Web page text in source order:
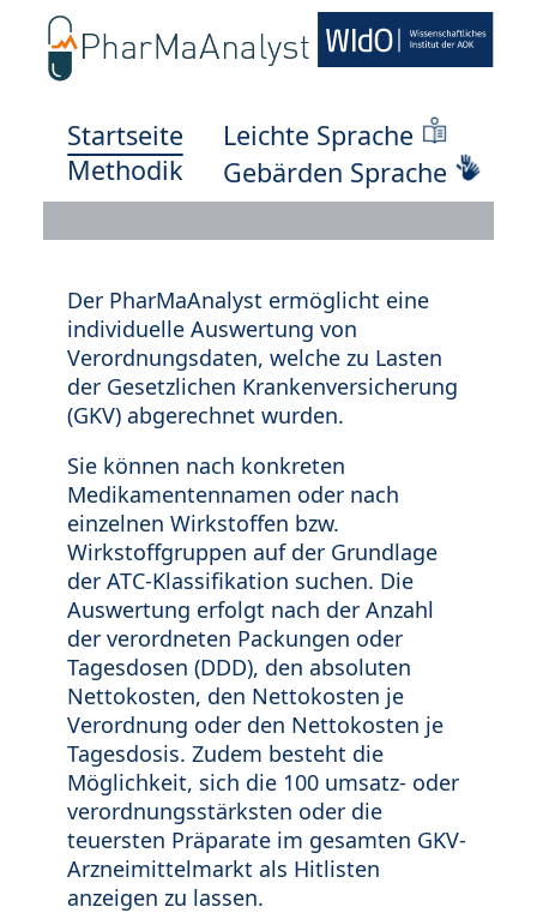
Startseite
Methodik
Leichte Sprache
Gebärden Sprache
Der PharMaAnalyst ermöglicht eine
individuelle Auswertung von
Verordnungsdaten, welche zu Lasten
der Gesetzlichen Krankenversicherung
(GKV) abgerechnet wurden.
Sie können nach konkreten
Medikamentennamen oder nach
einzelnen Wirkstoffen bzw.
Wirkstoffgruppen auf der Grundlage
der ATC-Klassifikation suchen. Die
Auswertung erfolgt nach der Anzahl
der verordneten Packungen oder
Tagesdosen (DDD), den absoluten
Nettokosten, den Nettokosten je
Verordnung oder den Nettokosten je
Tagesdosis. Zudem besteht die
Möglichkeit, sich die 100 umsatz- oder
verordnungsstärksten oder die
teuersten Präparate im gesamten GKV-
Arzneimittelmarkt als Hitlisten
anzeigen zu lassen.